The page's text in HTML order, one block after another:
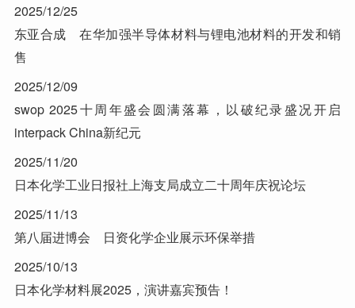
2025/12/25
东亚合成 在华加强半导体材料与锂电池材料的开发和销
售
2025/12/09
swop 2025十周年盛会圆满落幕，以破纪录盛况开启
interpack China新纪元
2025/11/20
日本化学工业日报社上海支局成立二十周年庆祝论坛
2025/11/13
第八届进博会 日资化学企业展示环保举措
2025/10/13
日本化学材料展2025，演讲嘉宾预告！